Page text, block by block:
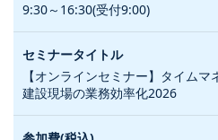
9:30～16:30(受付9:00)
【オンラインセミナー】タイム
建設現場の業務効率化2026